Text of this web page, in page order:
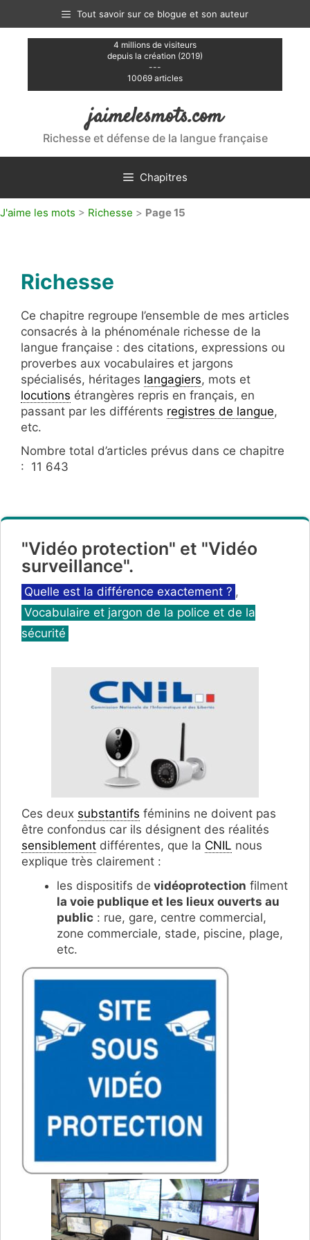
contenu
Tout savoir sur ce blogue et son auteur
4 millions de visiteurs
depuis la création (2019)
---
10069 articles
jaimelesmots.com
Richesse et défense de la langue française
Chapitres
J'aime les mots > Richesse > Page 15
Richesse
Ce chapitre regroupe l’ensemble de mes articles
consacrés à la phénoménale richesse de la
langue française : des citations, expressions ou
proverbes aux vocabulaires et jargons
spécialisés, héritages langagiers, mots et
locutions étrangères repris en français, en
passant par les différents registres de langue,
etc.
Nombre total d’articles prévus dans ce chapitre
: 11 643
"Vidéo protection" et "Vidéo
surveillance".
Catégories
Quelle est la différence exactement ? ,
Vocabulaire et jargon de la police et de la
sécurité
Ces deux substantifs féminins ne doivent pas
être confondus car ils désignent des réalités
sensiblement différentes, que la CNIL nous
explique très clairement :
les dispositifs de vidéoprotection filment
la voie publique et les lieux ouverts au
public : rue, gare, centre commercial,
zone commerciale, stade, piscine, plage,
etc.